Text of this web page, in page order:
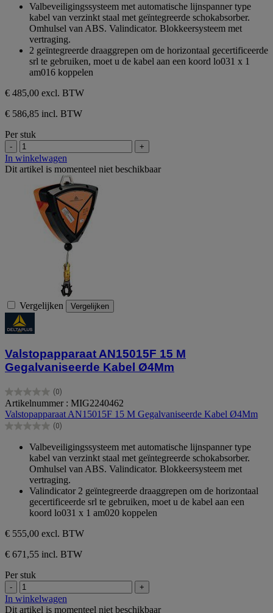
sterren.
Valbeveiligingssysteem met automatische lijnspanner type
kabel van verzinkt staal met geïntegreerde schokabsorber.
Omhulsel van ABS. Valindicator. Blokkeersysteem met
vertraging.
2 geïntegreerde draaggrepen om de horizontaal gecertificeerde
srl te gebruiken, moet u de kabel aan een koord lo031 x 1
am016 koppelen
€ 485,00 excl. BTW
€ 586,85 incl. BTW
Per stuk
- +
In winkelwagen
Dit artikel is momenteel niet beschikbaar
Vergelijken Vergelijken
Valstopapparaat AN15015F 15 M
Gegalvaniseerde Kabel Ø4Mm
(0)
0.0
van
de
5
Artikelnummer : MIG2240462
Valstopapparaat AN15015F 15 M Gegalvaniseerde Kabel Ø4Mm
(0)
0.0
sterren.
Valbeveiligingssysteem met automatische lijnspanner type
kabel van verzinkt staal met geïntegreerde schokabsorber.
Omhulsel van ABS. Valindicator. Blokkeersysteem met
vertraging.
Valindicator 2 geïntegreerde draaggrepen om de horizontaal
gecertificeerde srl te gebruiken, moet u de kabel aan een
koord lo031 x 1 am020 koppelen
€ 555,00 excl. BTW
€ 671,55 incl. BTW
Per stuk
- +
In winkelwagen
Dit artikel is momenteel niet beschikbaar